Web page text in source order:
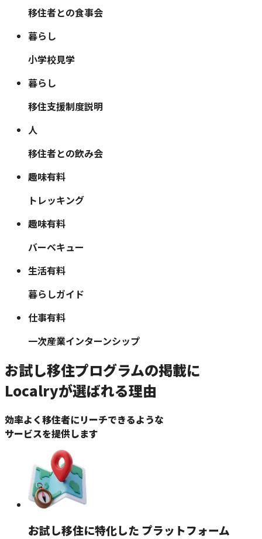
移住者との食事会
暮らし
小学校見学
暮らし
移住支援制度説明
人
移住者との飲み会
趣味有料
トレッキング
趣味有料
バーベキュー
生活有料
暮らしガイド
仕事有料
一次産業インターンシップ
お試し移住プログラムの掲載に
Localryが選ばれる理由
効率よく移住者にリーチできるような
サービスを提供します
お試し移住に特化した プラットフォーム